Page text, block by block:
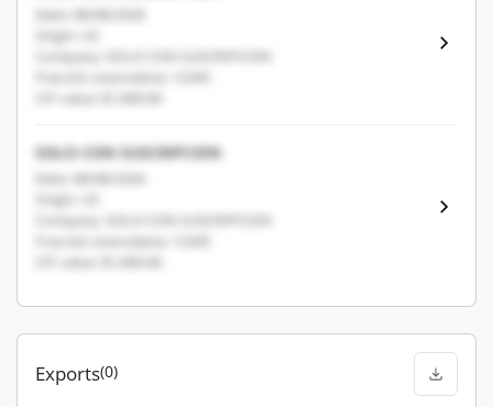
Date: 08/08/2026
Origin: US
Company: SOLO CON SUSCRIPCION
Fracción arancelaria: 12345
CIF value: $1,000.00
SOLO CON SUSCRIPCION
Date: 08/08/2026
Origin: US
Company: SOLO CON SUSCRIPCION
Fracción arancelaria: 12345
CIF value: $1,000.00
Exports(0)